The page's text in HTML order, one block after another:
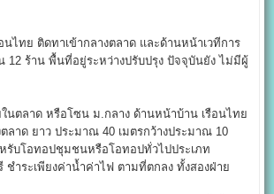
ไทย ติดทาเข้ากลางตลาด และด้านหน้าเวทีการ
12 ร้าน พื้นที่อยู่ระหว่างปรับปรุง ปัจจุบันยัง ไม่มีผู้
นตลาด หรือโซน ม.กลาง ด้านหน้าบ้าน เรือนไทย
ตลาด ยาว ประมาณ 40 เมตรกว้างประมาณ 10
รับโอทอปชุมชนหรือโอทอปทั่วไปประเภท
ำระเพียงค่าน้ำค่าไฟ ตามที่ตกลง ทั้งสองฝ่าย